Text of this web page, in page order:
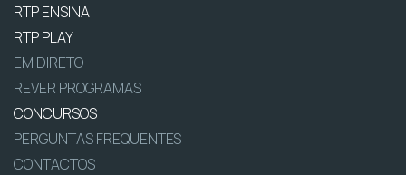
RTP ENSINA
RTP PLAY
EM DIRETO
REVER PROGRAMAS
CONCURSOS
PERGUNTAS FREQUENTES
CONTACTOS